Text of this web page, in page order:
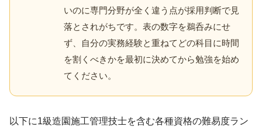
いのに専門分野が全く違う点が採用判断で見
落とされがちです。表の数字を鵜呑みにせ
ず、自分の実務経験と重ねてどの科目に時間
を割くべきかを最初に決めてから勉強を始め
てください。
以下に1級造園施工管理技士を含む各種資格の難易度ラン